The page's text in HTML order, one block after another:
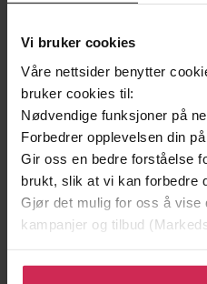
Vi bruker cookies
Våre nettsider benytter
bruker cookies til:
Nødvendige funksjoner på
Forbedrer opplevelsen din
Gir oss en bedre forståelse
brukt, slik at vi kan forbedre
Gjør det mulig for oss å vise
kampanjer og tilbud
Klikk på «Godta alle» for å
Forfattere Gert
Winther-Larsen
Forlag Cappelen
01.11.2016
Lengde 11:38
Sjanger Krim
Serie Fredric Drum